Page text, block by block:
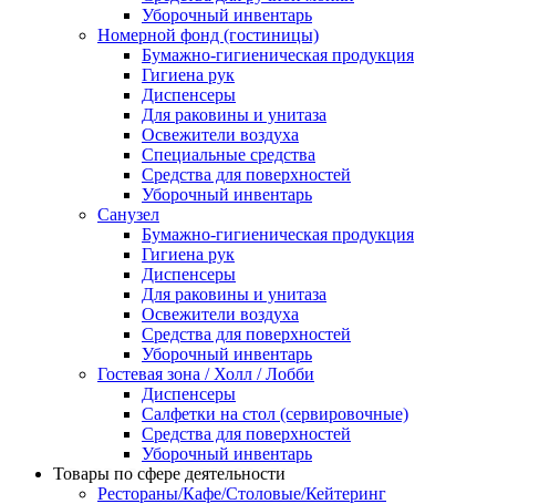
Уборочный инвентарь
Номерной фонд (гостиницы)
Бумажно-гигиеническая продукция
Гигиена рук
Диспенсеры
Для раковины и унитаза
Освежители воздуха
Специальные средства
Средства для поверхностей
Уборочный инвентарь
Санузел
Бумажно-гигиеническая продукция
Гигиена рук
Диспенсеры
Для раковины и унитаза
Освежители воздуха
Средства для поверхностей
Уборочный инвентарь
Гостевая зона / Холл / Лобби
Диспенсеры
Салфетки на стол (сервировочные)
Средства для поверхностей
Уборочный инвентарь
Товары по сфере деятельности
Рестораны/Кафе/Столовые/Кейтеринг